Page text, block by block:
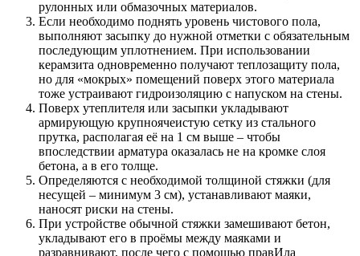
рулонных или обмазочных материалов.
Если необходимо поднять уровень чистового пола,
выполняют засыпку до нужной отметки с обязательным
последующим уплотнением. При использовании
керамзита одновременно получают теплозащиту пола,
но для «мокрых» помещений поверх этого материала
тоже устраивают гидроизоляцию с напуском на стены.
Поверх утеплителя или засыпки укладывают
армирующую крупноячеистую сетку из стального
прутка, располагая её на 1 см выше – чтобы
впоследствии арматура оказалась не на кромке слоя
бетона, а в его толще.
Определяются с необходимой толщиной стяжки (для
несущей – минимум 3 см), устанавливают маяки,
наносят риски на стены.
При устройстве обычной стяжки замешивают бетон,
укладывают его в проёмы между маяками и
разравнивают, после чего с помощью правИла